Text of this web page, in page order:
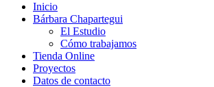
Inicio
Bárbara Chapartegui
El Estudio
Cómo trabajamos
Tienda Online
Proyectos
Datos de contacto